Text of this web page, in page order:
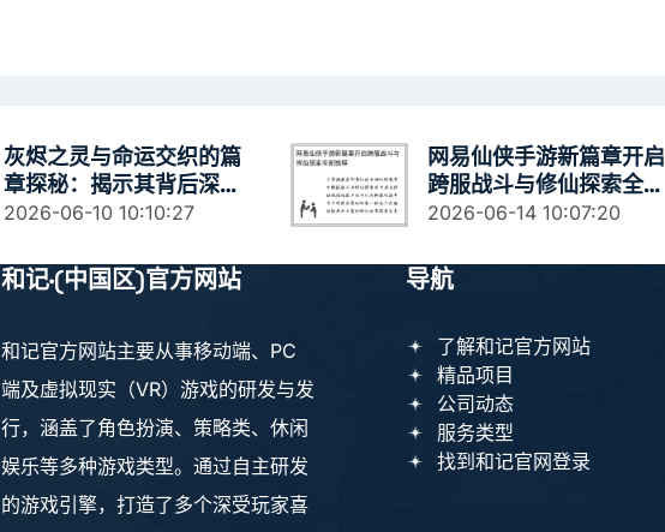
灰烬之灵与命运交织的篇
章探秘：揭示其背后深刻
的故事与象征意义
2026-06-10 10:10:27
网易仙侠手游新篇章开启
跨服战斗与修仙探索全新
旅程
2026-06-14 10:07:20
和记·(中国区)官方网站
和记官方网站主要从事移动端、PC
端及虚拟现实（VR）游戏的研发与发
行，涵盖了角色扮演、策略类、休闲
娱乐等多种游戏类型。通过自主研发
的游戏引擎，打造了多个深受玩家喜
导航
了解和记官方网站
精品项目
公司动态
服务类型
找到和记官网登录